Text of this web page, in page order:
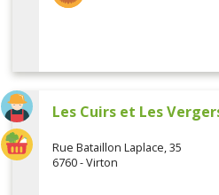
Les Cuirs et Les
Rue Bataillon Laplace, 35
6760 - Virton